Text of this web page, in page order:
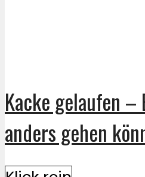
Kacke gelaufen –
anders gehen